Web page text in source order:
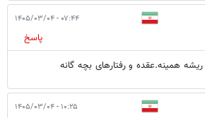
۰۷:۴۴ - ۱۴۰۵/۰۳/۰۴
پاسخ
همینه.عقده و رفتارهای بچه گانه
۱۰:۲۵ - ۱۴۰۵/۰۳/۰۴